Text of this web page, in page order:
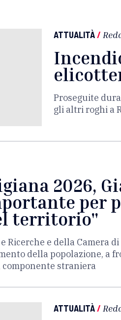
ATTUALITÀ/
Proseguite
gli altri roghi a
2026,
per
territorio"
e della Camera di
della popolazione, a
straniera
ATTUALITÀ/